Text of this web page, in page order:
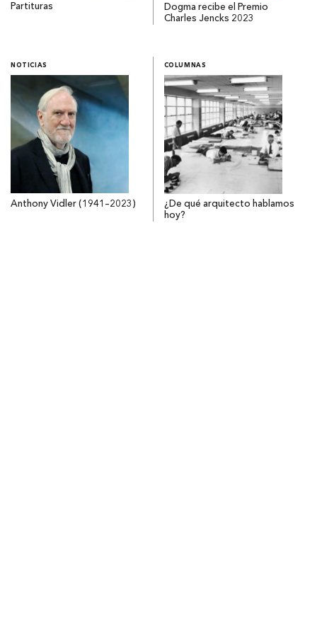
Partituras
Dogma recibe el Premio
Charles Jencks 2023
NOTICIAS
Anthony Vidler (1941–2023)
COLUMNAS
¿De qué arquitecto hablamos
hoy?